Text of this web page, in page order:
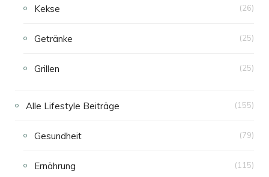
Kekse (26)
Getränke (25)
Grillen (25)
Alle Lifestyle Beiträge (155)
Gesundheit (79)
Ernährung (115)